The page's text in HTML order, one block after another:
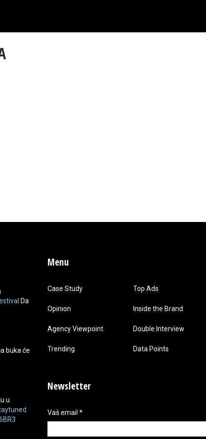
Da
buka će
u
Menu
Case Study Top Ads
Opinion Inside the Brand
Agency Viewpoint Double Interview
Trending Data Points
Newsletter
Vaš email *